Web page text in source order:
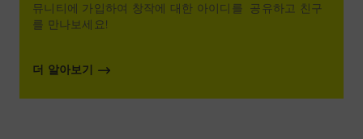
뮤니티에 가입하여 창작에 대한 아이디를 공유하고 친구
를 만나보세요!
더 알아보기